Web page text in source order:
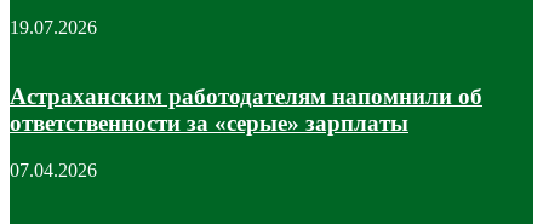
19.07.2026
Астраханским работодателям напомнили об
ответственности за «серые» зарплаты
07.04.2026